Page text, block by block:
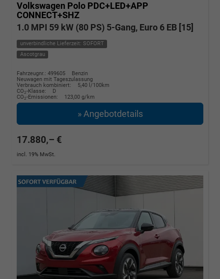
Volkswagen Polo PDC+LED+APP
CONNECT+SHZ
1.0 MPI 59 kW (80 PS) 5-Gang, Euro 6 EB [15]
unverbindliche Lieferzeit: SOFORT
Ascotgrau
Fahrzeugnr.: 499605
Benzin
Neuwagen mit Tageszulassung
Verbrauch kombiniert:
5,40 l/100km
CO2-Klasse:
D
CO2-Emissionen: 123,00 g/km
» Angebotdetails
17.880,– €
incl. 19% MwSt.